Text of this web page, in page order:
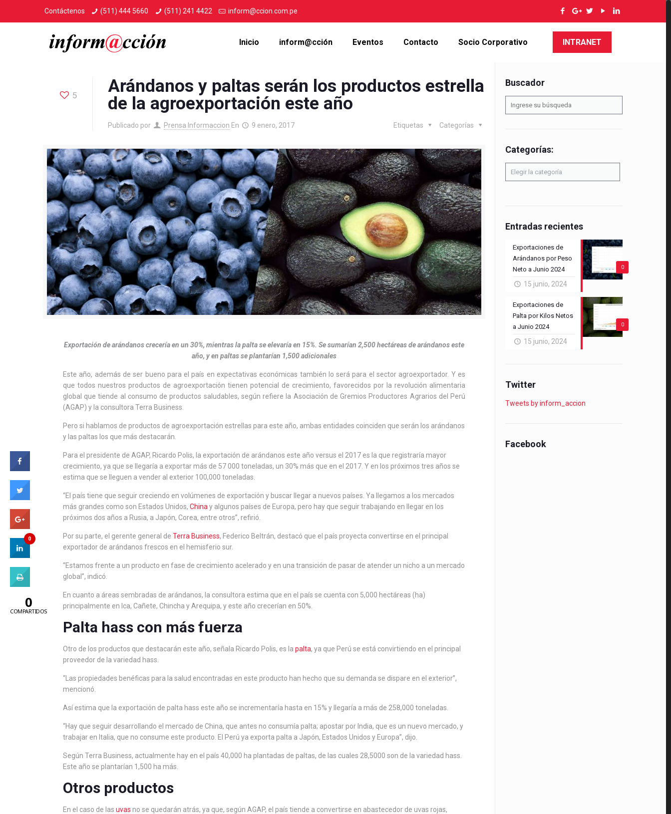
Contáctenos (511) 444 5660 (511) 241 4422 inform@ccion.com.pe
Inicio inform@cción Eventos Contacto Socio Corporativo INTRANET
5
Arándanos y paltas serán los productos estrella
de la agroexportación este año
Publicado por Prensa Informaccion En 9 enero, 2017 Categorías
Etiquetas
Exportación de arándanos crecería en un 30%, mientras la palta se elevaría en 15%. Se sumarían 2,500 hectáreas de arándanos este
año, y en paltas se plantarían 1,500 adicionales
Este año, además de ser bueno para el país en expectativas económicas también lo será para el sector agroexportador. Y es
que todos nuestros productos de agroexportación tienen potencial de crecimiento, favorecidos por la revolución alimentaria
global que tiende al consumo de productos saludables, según refiere la Asociación de Gremios Productores Agrarios del Perú
(AGAP) y la consultora Terra Business.
Pero si hablamos de productos de agroexportación estrellas para este año, ambas entidades coinciden que serán los arándanos
y las paltas los que más destacarán.
Para el presidente de AGAP, Ricardo Polis, la exportación de arándanos este año versus el 2017 es la que registraría mayor
crecimiento, ya que se llegaría a exportar más de 57 000 toneladas, un 30% más que en el 2017. Y en los próximos tres años se
estima que se lleguen a vender al exterior 100,000 toneladas.
“El país tiene que seguir creciendo en volúmenes de exportación y buscar llegar a nuevos países. Ya llegamos a los mercados
más grandes como son Estados Unidos,China y algunos países de Europa, pero hay que seguir trabajando en llegar en los
próximos dos años a Rusia, a Japón, Corea, entre otros”, refirió.
Por su parte, el gerente general deTerra Business, Federico Beltrán, destacó que el país proyecta convertirse en el principal
exportador de arándanos frescos en el hemisferio sur.
“Estamos frente a un producto en fase de crecimiento acelerado y en una transición de pasar de atender un nicho a un mercado
global”, indicó.
En cuanto a áreas sembradas de arándanos, la consultora estima que en el país se cuenta con 5,000 hectáreas (ha)
principalmente en Ica, Cañete, Chincha y Arequipa, y este año crecerían en 50%.
Palta hass con más fuerza
Otro de los productos que destacarán este año, señala Ricardo Polis, es lapalta, ya que Perú se está convirtiendo en el principal
proveedor de la variedad hass.
“Las propiedades benéficas para la salud encontradas en este producto han hecho que su demanda se dispare en el exterior”,
mencionó.
Así estima que la exportación de palta hass este año se incrementaría hasta en 15% y llegaría a más de 258,000 toneladas.
“Hay que seguir desarrollando el mercado de China, que antes no consumía palta; apostar por India, que es un nuevo mercado, y
trabajar en Italia, que no consume este producto. El Perú ya exporta palta a Japón, Estados Unidos y Europa”, dijo.
Según Terra Business, actualmente hay en el país 40,000 ha plantadas de paltas, de las cuales 28,5000 son de la variedad hass.
Este año se plantarían 1,500 ha más.
Otros productos
En el caso de lasuvas no se quedarán atrás, ya que, según AGAP, el país tiende a convertirse en abastecedor de uvas rojas,
Buscador
Categorías:
Categorías:
Entradas recientes
0
Exportaciones de
Arándanos por Peso
Neto a Junio 2024
15 junio, 2024
0
Exportaciones de
Palta por Kilos Netos
a Junio 2024
15 junio, 2024
Twitter
Tweets by inform_accion
Facebook
0
0
COMPARTIDOS